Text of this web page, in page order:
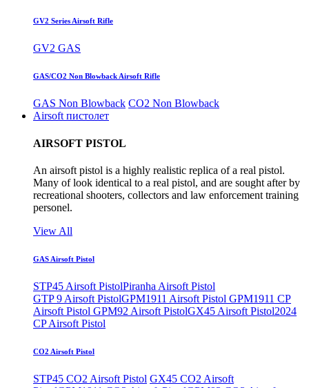
GV2 Series Airsoft Rifle
GV2 GAS
GAS/CO2 Non Blowback Airsoft Rifle
GAS Non Blowback CO2 Non Blowback
Airsoft пистолет
AIRSOFT PISTOL
An airsoft pistol is a highly realistic replica of a real pistol.
Many of look identical to a real pistol, and are sought after by
recreational shooters, collectors and law enforcement training
personel.
View All
GAS Airsoft Pistol
STP45 Airsoft PistolPiranha Airsoft Pistol
GTP 9 Airsoft PistolGPM1911 Airsoft Pistol GPM1911 CP
Airsoft Pistol GPM92 Airsoft PistolGX45 Airsoft Pistol2024
CP Airsoft Pistol
CO2 Airsoft Pistol
STP45 CO2 Airsoft Pistol GX45 CO2 Airsoft